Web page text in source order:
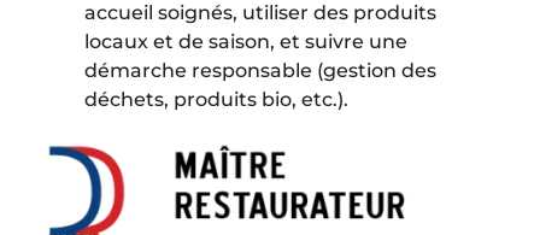
accueil soignés, utiliser des produits
locaux et de saison, et suivre une
démarche responsable (gestion des
déchets, produits bio, etc.).